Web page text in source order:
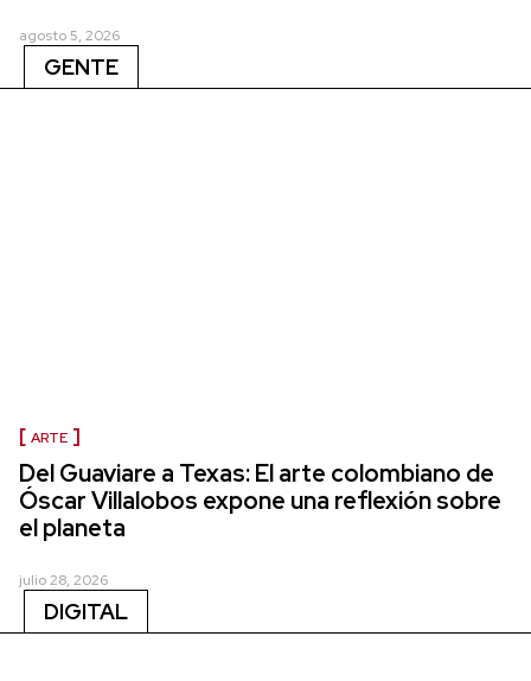
agosto 5, 2026
GENTE
ARTE
Del Guaviare a Texas: El arte colombiano de
Óscar Villalobos expone una reflexión sobre
el planeta
julio 28, 2026
DIGITAL